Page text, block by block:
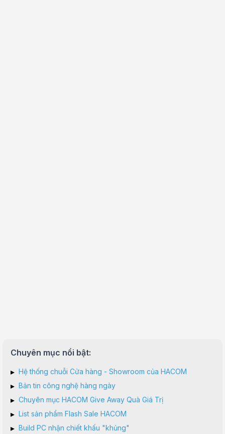
Chuyên mục nổi bật:
▸ Hệ thống chuỗi Cửa hàng - Showroom của HACOM
▸ Bản tin công nghệ hàng ngày
▸ Chuyên mục HACOM Give Away Quà Giá Trị
▸ List sản phẩm Flash Sale HACOM
▸ Build PC nhận chiết khấu "khủng"